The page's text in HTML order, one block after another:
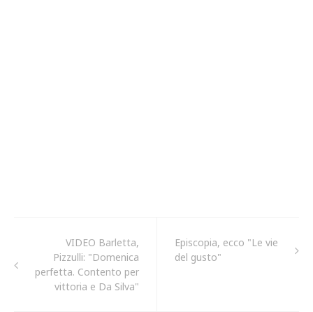
VIDEO Barletta,
Pizzulli: "Domenica
perfetta. Contento per
vittoria e Da Silva"
Episcopia, ecco "Le vie
del gusto"